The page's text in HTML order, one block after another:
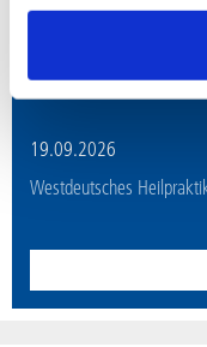
19.09.2026
Westdeutsches